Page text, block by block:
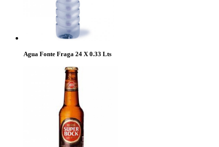
Agua Fonte Fraga 24 X 0.33 Lts